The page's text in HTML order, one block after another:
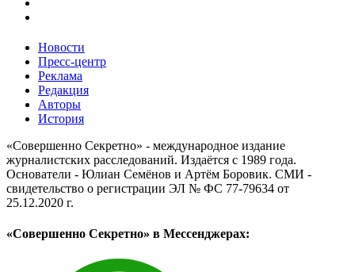
Новости
Пресс-центр
Реклама
Редакция
Авторы
История
«Совершенно Секретно» - международное издание
журналистских расследований. Издаётся с 1989 года.
Основатели - Юлиан Семёнов и Артём Боровик. CМИ -
свидетельство о регистрации ЭЛ № ФС 77-79634 от
25.12.2020 г.
«Совершенно Секретно» в Мессенджерах: